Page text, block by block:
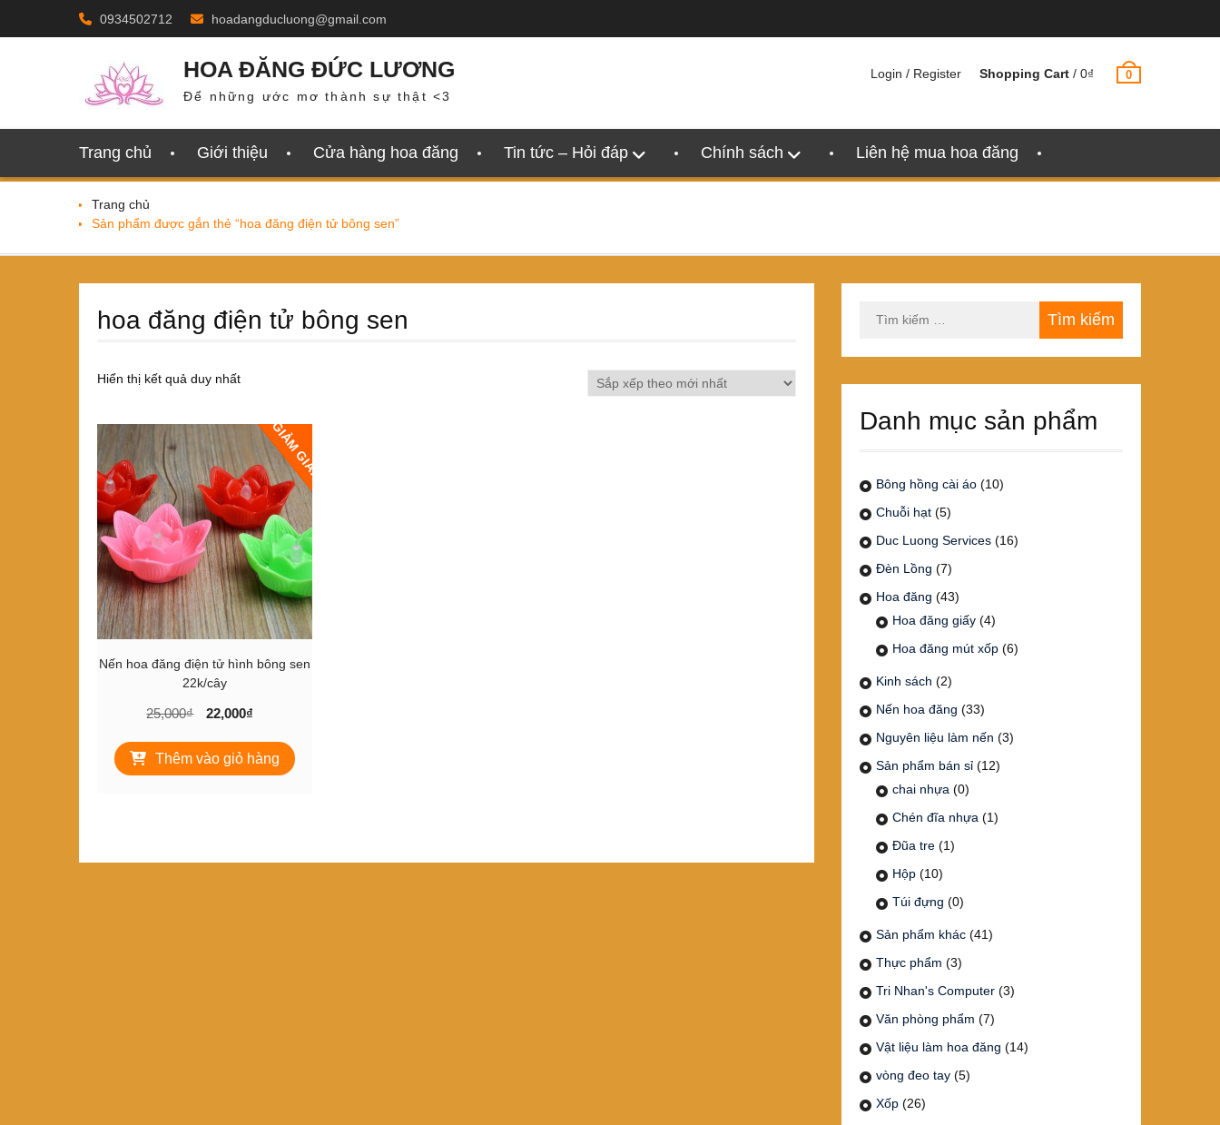
0934502712 hoadangducluong@gmail.com
HOA ĐĂNG ĐỨC LƯƠNG
Để những ước mơ thành sự thật <3
Login / Register Shopping Cart / 0₫ 0
Trang chủ Giới thiệu Cửa hàng hoa đăng Tin tức – Hỏi đáp Chính sách Liên hệ mua hoa đăng
Trang chủ
Sản phẩm được gắn thẻ “hoa đăng điện tử bông sen”
hoa đăng điện tử bông sen
Hiển thị kết quả duy nhất
GIẢM GIÁ!
Nến hoa đăng điện tử hình bông sen
22k/cây
25,000₫
Giá
là:
25,000₫.
22,000₫
tại
là:
Thêm vào giỏ hàng
kiếm
Danh mục sản phẩm
Bông hồng cài áo (10)
Chuỗi hạt (5)
Duc Luong Services (16)
Đèn Lồng (7)
Hoa đăng (43)
Hoa đăng giấy (4)
Hoa đăng mút xốp (6)
Kinh sách (2)
Nến hoa đăng (33)
Nguyên liệu làm nến (3)
Sản phẩm bán sỉ (12)
chai nhựa (0)
Chén đĩa nhựa (1)
Đũa tre (1)
Hộp (10)
Túi đựng (0)
Sản phẩm khác (41)
Thực phẩm (3)
Tri Nhan's Computer (3)
Văn phòng phẩm (7)
Vật liệu làm hoa đăng (14)
vòng đeo tay (5)
Xốp (26)